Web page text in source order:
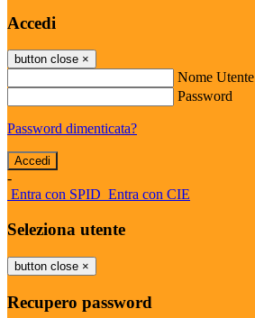
Accedi
button close ×
Nome Utente
Password
Password dimenticata?
-
Entra con SPID Entra con CIE
Seleziona utente
button close ×
Recupero password